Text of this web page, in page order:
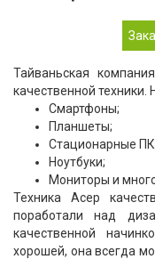
Тайваньская
качественной
Смартфоны;
Планшеты;
Стационарные
Ноутбуки;
Мониторы и
Техника Асер
поработали над
качественной
хорошей, она всегда